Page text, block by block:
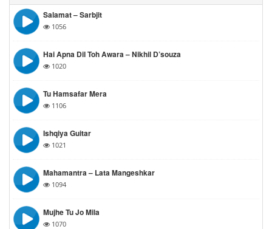
Salamat – Sarbjit
1056
Hai Apna Dil Toh Awara – Nikhil D’souza
1020
Tu Hamsafar Mera
1106
Ishqiya Guitar
1021
Mahamantra – Lata Mangeshkar
1094
Mujhe Tu Jo Mila
1070